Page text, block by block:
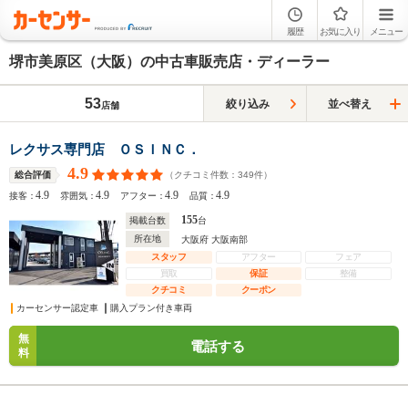
履歴 お気に入り メニュー
堺市美原区（大阪）の中古車販売店・ディーラー
53店舗 絞り込み 並べ替え
レクサス専門店 ＯＳＩＮＣ．
総合評価 4.9 （クチコミ件数： 349件）
接客：4.9 雰囲気：4.9 アフター：4.9 品質：4.9
掲載台数 155台
所在地
大阪府 大阪南部
スタッフ
アフター
フェア
買取
保証
整備
クチコミ
クーポン
カーセンサー認定車
購入プラン付き車両
無
料
電話する